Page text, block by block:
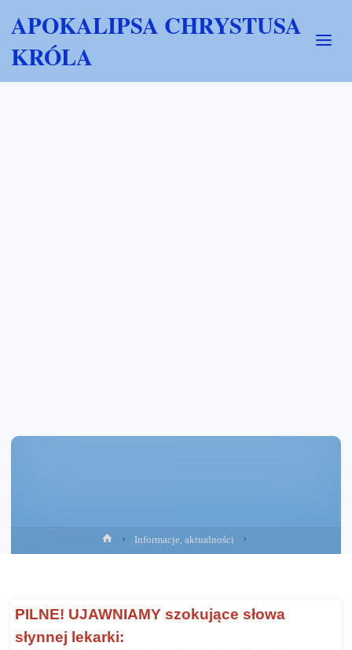
APOKALIPSA CHRYSTUSA
KRÓLA
Strona
główna
Informacje, aktualności
PILNE! UJAWNIAMY szokujące słowa
słynnej lekarki: